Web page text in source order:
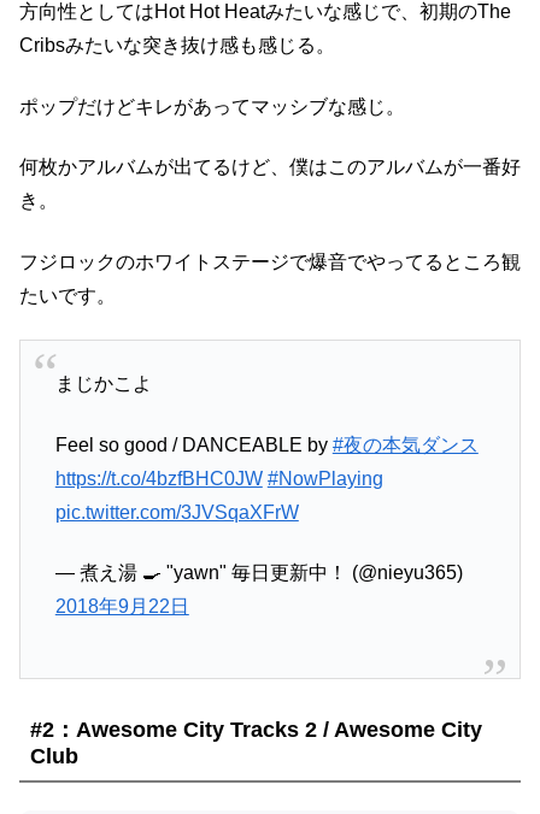
方向性としてはHot Hot Heatみたいな感じで、初期のThe
Cribsみたいな突き抜け感も感じる。
ポップだけどキレがあってマッシブな感じ。
何枚かアルバムが出てるけど、僕はこのアルバムが一番好
き。
フジロックのホワイトステージで爆音でやってるところ観
たいです。
まじかこよ
Feel so good / DANCEABLE by #夜の本気ダンス
https://t.co/4bzfBHC0JW #NowPlaying
pic.twitter.com/3JVSqaXFrW
— 煮え湯 🍳 "yawn" 毎日更新中！ (@nieyu365)
2018年9月22日
#2：Awesome City Tracks 2 / Awesome City
Club